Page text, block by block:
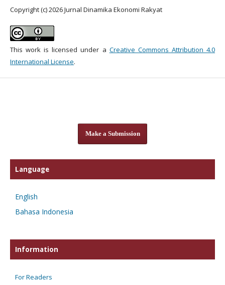
Copyright (c) 2026 Jurnal Dinamika Ekonomi Rakyat
This work is licensed under a Creative Commons Attribution 4.0
International License.
Make a Submission
Language
English
Bahasa Indonesia
Information
For Readers